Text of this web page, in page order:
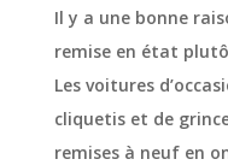
Il y a une bonne
remise en état
Les voitures
cliquetis et de
remises à neuf en